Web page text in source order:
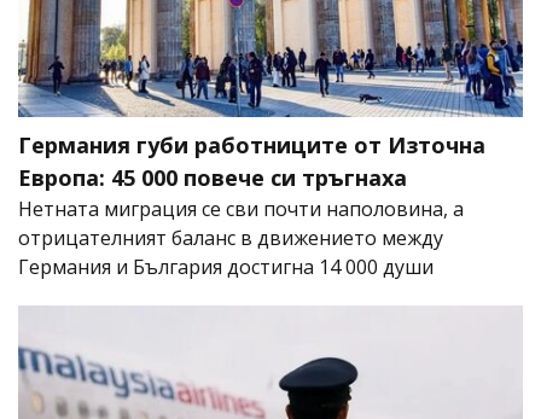
Германия губи работниците от Източна
Европа: 45 000 повече си тръгнаха
Нетната миграция се сви почти наполовина, а
отрицателният баланс в движението между
Германия и България достигна 14 000 души